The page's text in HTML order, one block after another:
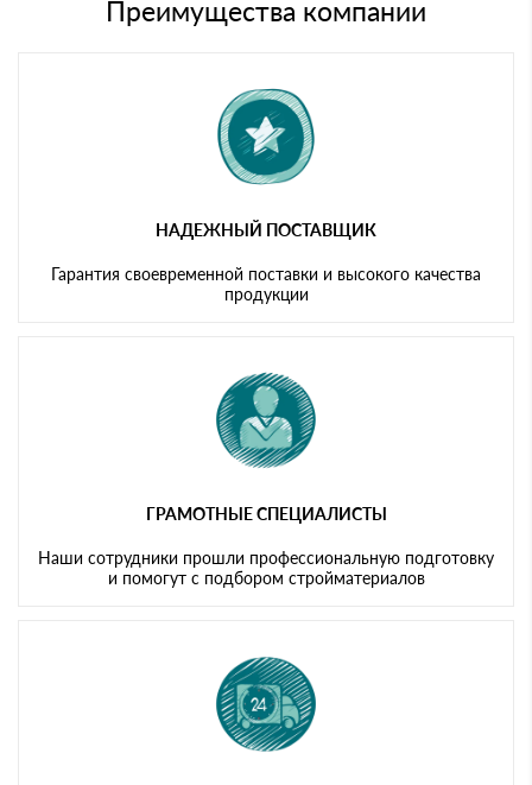
Преимущества компании
НАДЕЖНЫЙ ПОСТАВЩИК
Гарантия своевременной поставки и высокого качества
продукции
ГРАМОТНЫЕ СПЕЦИАЛИСТЫ
Наши сотрудники прошли профессиональную подготовку
и помогут с подбором стройматериалов